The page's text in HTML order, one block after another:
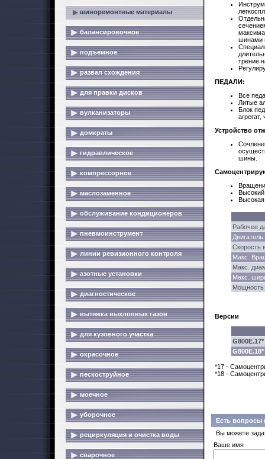
шиноремонтные материалы
балансировочное
подъемное
развал схождения
для правки дисков
вулканизаторы
домкраты
гидравлическое
компрессорное
маслозаменное
обслуживание кондиционеров
пневмоинструмент
линии ревизионного контроля
азотные установки
диагностическое
вытяжка выхлопных газов
для кузовного участка
окрасочное
пескоструйное
моечное
уборочное
рециркуляция и очистка воды
сварочное
шинами
трение
ПЕДАЛИ:
Все
Литые
Блок
Устройство
шины.
Рабочее
Двигатель:
Скорость
Макс.
Макс.
Макс.
Мощность
Версии
G800E.17*
G800E.18*
*17 -
*18 -
Есть вопросы
Вы можете
Ваше имя